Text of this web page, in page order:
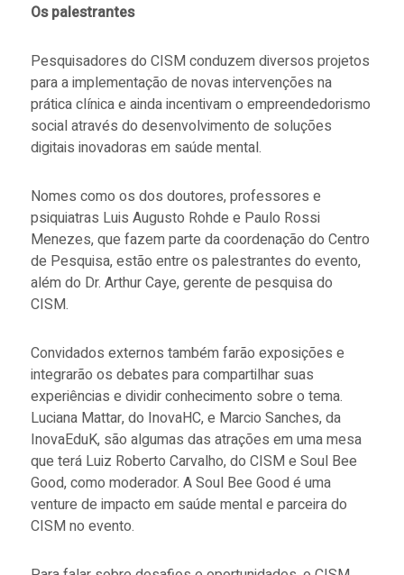
Os palestrantes
Pesquisadores do CISM conduzem diversos projetos
para a implementação de novas intervenções na
prática clínica e ainda incentivam o empreendedorismo
social através do desenvolvimento de soluções
digitais inovadoras em saúde mental.
Nomes como os dos doutores, professores e
psiquiatras Luis Augusto Rohde e Paulo Rossi
Menezes, que fazem parte da coordenação do Centro
de Pesquisa, estão entre os palestrantes do evento,
além do Dr. Arthur Caye, gerente de pesquisa do
CISM.
Convidados externos também farão exposições e
integrarão os debates para compartilhar suas
experiências e dividir conhecimento sobre o tema.
Luciana Mattar, do InovaHC, e Marcio Sanches, da
InovaEduK, são algumas das atrações em uma mesa
que terá Luiz Roberto Carvalho, do CISM e Soul Bee
Good, como moderador. A Soul Bee Good é uma
venture de impacto em saúde mental e parceira do
CISM no evento.